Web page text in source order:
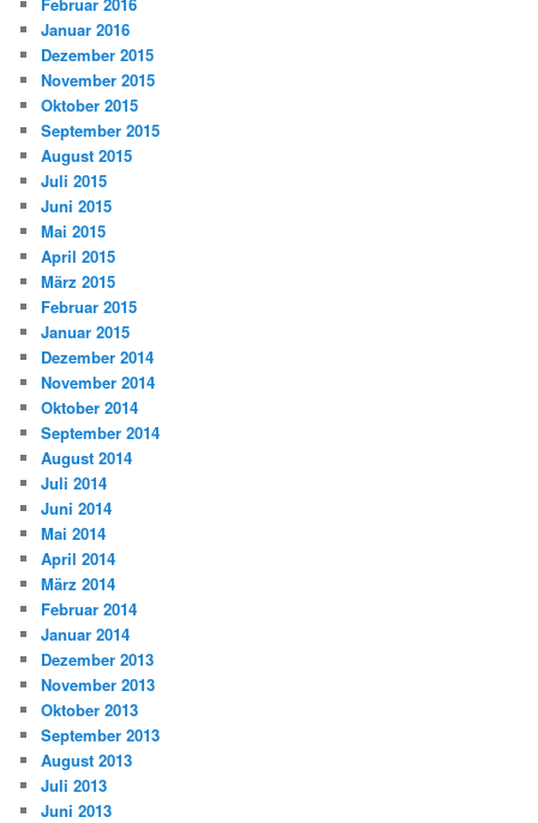
Januar 2016
Dezember 2015
November 2015
Oktober 2015
September 2015
August 2015
Juli 2015
Juni 2015
Mai 2015
April 2015
März 2015
Februar 2015
Januar 2015
Dezember 2014
November 2014
Oktober 2014
September 2014
August 2014
Juli 2014
Juni 2014
Mai 2014
April 2014
März 2014
Februar 2014
Januar 2014
Dezember 2013
November 2013
Oktober 2013
September 2013
August 2013
Juli 2013
Juni 2013